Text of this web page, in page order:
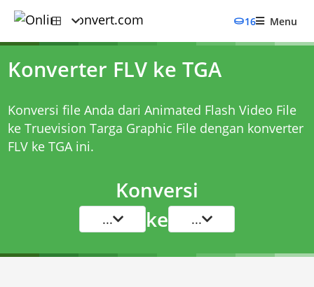
16 Menu
Konverter FLV ke TGA
Konversi file Anda dari Animated Flash Video File
ke Truevision Targa Graphic File dengan konverter
FLV ke TGAini.
Konversi
... ke ...